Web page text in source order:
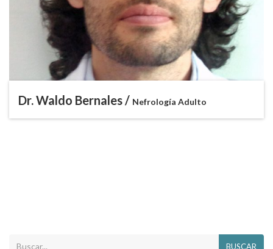
Dr. Waldo Bernales / Nefrología Adulto
BUSCAR